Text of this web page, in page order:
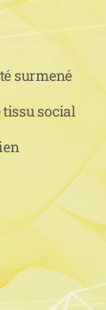
surmené
social